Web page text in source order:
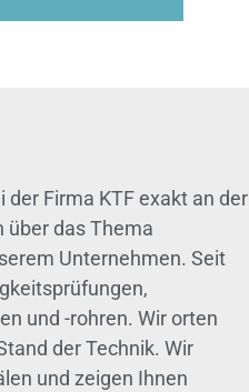
Firma KTF exakt an der
über das Thema
Unternehmen. Seit
und -rohren. Wir orten
der Technik. Wir
und zeigen Ihnen